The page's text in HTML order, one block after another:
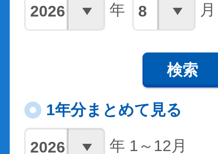
年 月
検索
1年分まとめて見る
年 1～12月